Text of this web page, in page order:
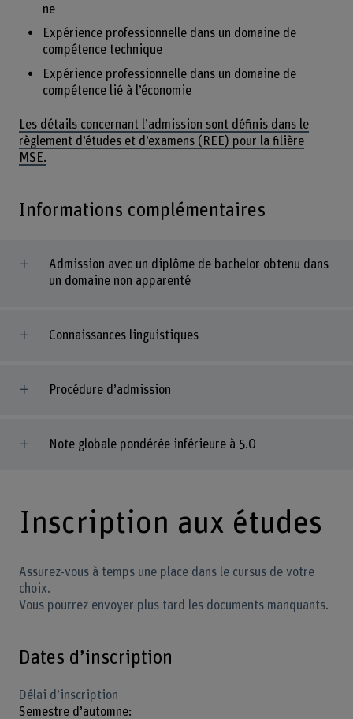
ne
Expérience professionnelle dans un domaine de
compétence technique
Expérience professionnelle dans un domaine de
compétence lié à l’économie
Les détails concernant l’admission sont définis dans le
règlement d’études et d’examens (REE) pour la filière
MSE.
Informations complémentaires
Admission avec un diplôme de bachelor obtenu dans
un domaine non apparenté
Connaissances linguistiques
Procédure d’admission
Note globale pondérée inférieure à 5.0
Inscription aux études
Assurez-vous à temps une place dans le cursus de votre
choix.
Vous pourrez envoyer plus tard les documents manquants.
Dates d’inscription
Délai d’inscription
Semestre d’automne: